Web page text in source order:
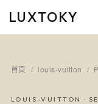
LUXTOKY
首頁 / louis-vuitton /
LOUIS-VUITTON ·